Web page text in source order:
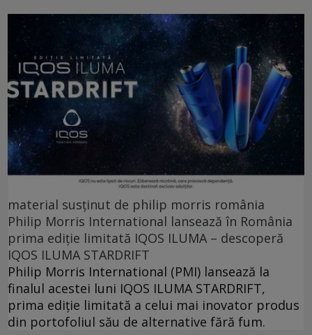
material susținut de philip morris românia
Philip Morris International lansează în România
prima ediție limitată IQOS ILUMA – descoperă
IQOS ILUMA STARDRIFT
Philip Morris International (PMI) lansează la
finalul acestei luni IQOS ILUMA STARDRIFT,
prima ediție limitată a celui mai inovator produs
din portofoliul său de alternative fără fum.